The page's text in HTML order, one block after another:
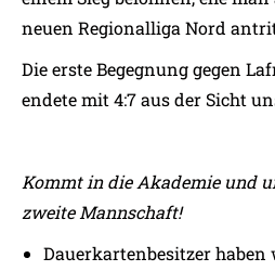
neuen Regionalliga Nord
Die erste Begegnung gegen
endete mit 4:7 aus der Sicht
Kommt in die Akademie und
zweite Mannschaft!
Dauerkartenbesitzer haben